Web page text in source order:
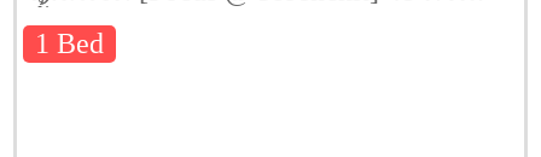
ชั้น 2
1 Bed